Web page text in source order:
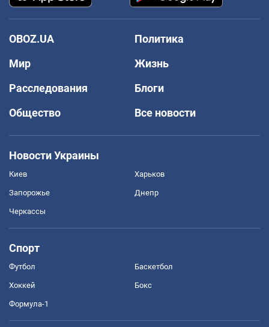
OBOZ.UA
Политика
Мир
Жизнь
Расследования
Блоги
Общество
Все новости
Новости Украины
Киев Харьков
Запорожье Днепр
Черкассы
Спорт
Футбол Баскетбол
Хоккей Бокс
Формула-1